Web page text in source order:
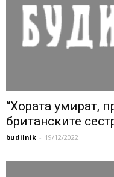
“Хората умират,
британските
budilnik - 19/12/2022